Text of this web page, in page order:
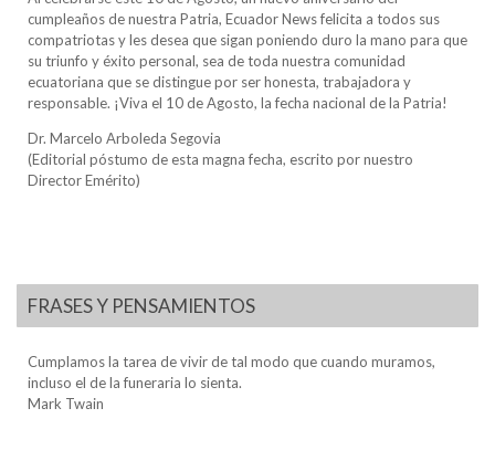
cumpleaños de nuestra Patria, Ecuador News felicita a todos sus
compatriotas y les desea que sigan poniendo duro la mano para que
su triunfo y éxito personal, sea de toda nuestra comunidad
ecuatoriana que se distingue por ser honesta, trabajadora y
responsable. ¡Viva el 10 de Agosto, la fecha nacional de la Patria!
Dr. Marcelo Arboleda Segovia
(Editorial póstumo de esta magna fecha, escrito por nuestro
Director Emérito)
FRASES Y PENSAMIENTOS
Cumplamos la tarea de vivir de tal modo que cuando muramos,
incluso el de la funeraria lo sienta.
Mark Twain